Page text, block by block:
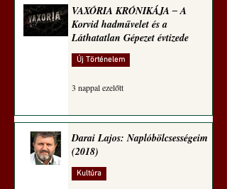
VAXÓRIA KRÓNIKÁJA ‒ A
Korvid hadművelet és a
Láthatatlan Gépezet évtizede
Új Történelem
3 nappal ezelőtt
Darai Lajos: Naplóbölcsességeim
(2018)
Kultúra